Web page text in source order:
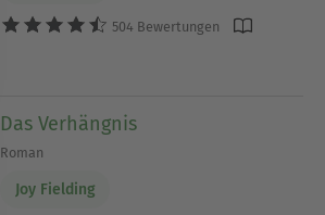
504 Bewertungen
Das Verhängnis
Roman
Joy Fielding